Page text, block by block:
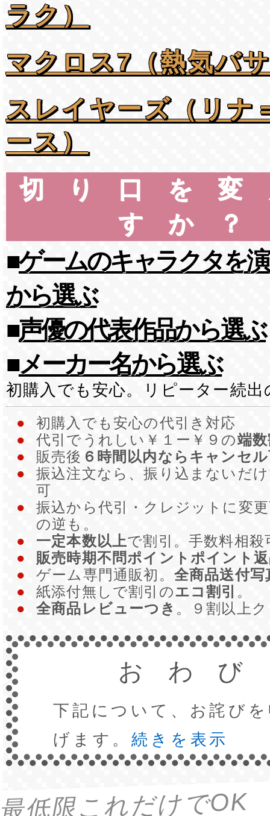
ラク）
マクロス7（熱気バ
スレイヤーズ（リナ
ース）
切り口を
すか？
■ゲームのキャラクタを
から選ぶ
■声優の代表作品から選ぶ
■メーカー名から選ぶ
初購入でも安心。リピーター続出
●
初購入でも安心の代引き対応
●
代引でうれしい￥１ー￥９の端
●
販売後 ６時間以内ならキャンセ
●
振込注文なら、振り込まないだ
可
●
振込から代引・クレジットに変
の逆も。
●
一定本数以上で割引。手数料相
●
販売時期不問ポイントポイント
●
ゲーム専門通販初。 全商品送付写
●
紙添付無しで割引のエコ割引 。
●
全商品レビューつき 。９割以上
おわび
下記について、お詫び
げます。続きを表示
低限これだけでOK